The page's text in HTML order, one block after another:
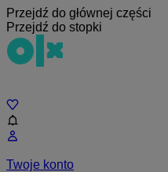
Przejdź do głównej części
Przejdź do stopki
Twoje konto